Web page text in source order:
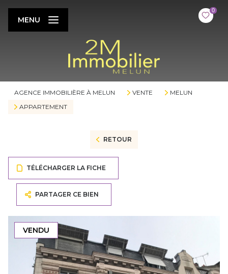
0
MENU
AGENCE IMMOBILIÈRE À MELUN VENTE
MELUN
APPARTEMENT
RETOUR
TÉLÉCHARGER LA FICHE
PARTAGER CE BIEN
VENDU